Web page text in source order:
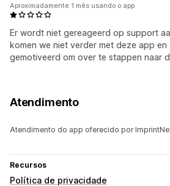
Er wordt niet gereageerd op support
komen we niet verder met deze app
gemotiveerd om over te stappen naar
Aproximadamente 1 mês usando o app
Atendimento
Atendimento do app oferecido por
Recursos
Política de privacidade